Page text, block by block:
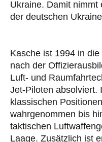
Ukraine. Damit nimmt
der deutschen
Kasche ist 1994 in
nach der
Luft- und
Jet-Piloten absolviert.
klassischen
wahrgenommen bis
taktischen
Laage. Zusätzlich ist